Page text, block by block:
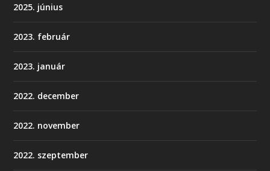
2025. június
2023. február
2023. január
2022. december
2022. november
2022. szeptember